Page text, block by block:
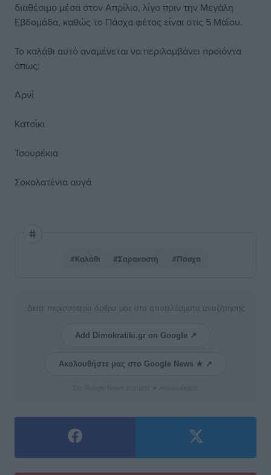
διαθέσιμο μέσα στον Απρίλιο, λίγο πριν την Μεγάλη
Εβδομάδα, καθώς το Πάσχα φέτος είναι στις 5 Μαΐου.
Το καλάθι αυτό αναμένεται να περιλαμβάνει προϊόντα
όπως:
Αρνί
Κατσίκι
Τσουρέκια
Σοκολατένια αυγά
#Καλάθι #Σαρακοστή #Πάσχα
Δείτε περισσότερα άρθρα μας στα αποτελέσματα αναζήτησης
Add Dimokratiki.gr on Google ↗
Ακολουθήστε μας στο Google News ★ ↗